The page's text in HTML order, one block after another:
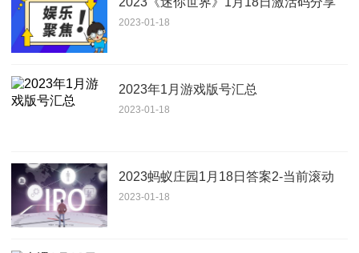
2023-01-18
2023年1月游戏版号汇总
2023-01-18
2023蚂蚁庄园1月18日答案2-当前滚动
2023-01-18